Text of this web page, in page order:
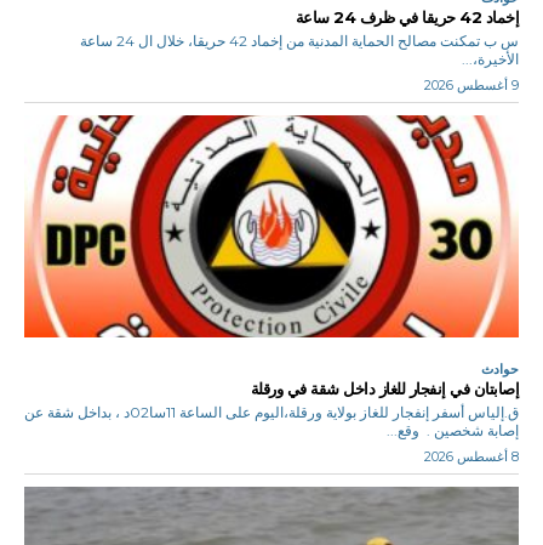
إخماد 42 حريقا في ظرف 24 ساعة
س ب تمكنت مصالح الحماية المدنية من إخماد 42 حريقا، خلال ال 24 ساعة
الأخيرة،...
9 أغسطس 2026
حوادث
إصابتان في إنفجار للغاز داخل شقة في ورقلة
ق.إلياس أسفر إنفجار للغاز بولاية ورقلة،اليوم على الساعة 11سا02د ، بداخل شقة عن
إصابة شخصين . وقع...
8 أغسطس 2026